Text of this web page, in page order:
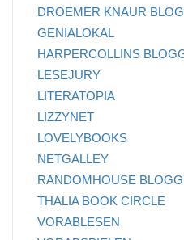
DROEMER KNAUR
GENIALOKAL
HARPERCOLLINS
LESEJURY
LITERATOPIA
LIZZYNET
LOVELYBOOKS
NETGALLEY
RANDOMHOUSE
THALIA BOOK CIRCLE
VORABLESEN